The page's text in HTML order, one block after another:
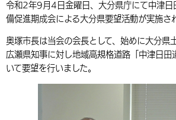
英語（English） 中
中国語（繁体字） 韓
税金 住宅・イ
選挙 外国人の
農林水産業 税金
施設情報 子どもを
手当・助成 健康・医療
相談・支援・情報 計画・施
観光・移住
観光なび スポット
遊ぶ・体験する グルメ・
買う・おみやげ 四季のイ
市政情報
中津市について
広報・広聴
令和2年9月4日金曜日、大分県庁にて中津日
備促進期成会による大分県要望活動が実施さ
奥塚市長は当会の会長として、始めに大分県
広瀬県知事に対し地域高規格道路「中津日田
いて要望を行いました。